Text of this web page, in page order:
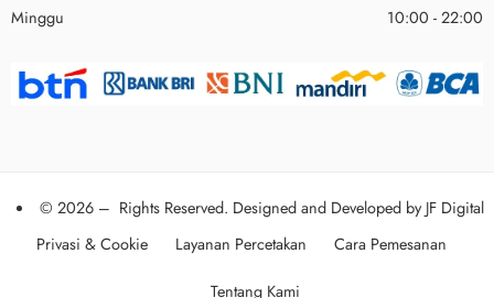
Minggu
10:00 - 22:00
© 2026 – Rights Reserved. Designed and Developed byJF Digital
Privasi & Cookie
Layanan Percetakan Cara Pemesanan
Tentang Kami